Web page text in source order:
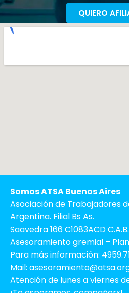
QUIERO
Somos ATSA Buenos Aires
Asociación de Trabajadores
Argentina. Filial Bs As.
Saavedra 166 C1083ACD
Asesoramiento gremial –
Para más información:
Mail:
Atención de lunes a viernes de